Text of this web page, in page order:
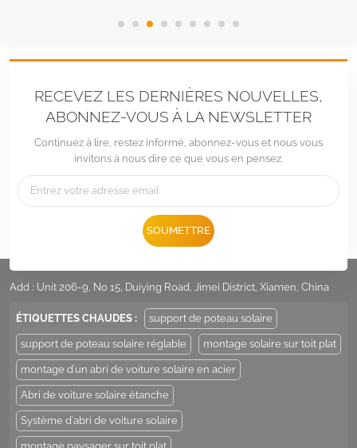
RECEVEZ LES DERNIÈRES NOUVELLES,
ABONNEZ-VOUS À LA NEWSLETTER
Continuez à lire, restez informé, abonnez-vous et nous vous
invitons à nous dire ce que vous en pensez.
SOUMETTRE
E-mail :
Add : Unit 206-9, No 15, Duiying Road, Jimei District, Xiamen, China
ÉTIQUETTES CHAUDES : support de poteau solaire
support de poteau solaire réglable montage solaire sur toit plat
montage d'un abri de voiture solaire en acier
Abri de voiture solaire étanche
Système d'abri de voiture solaire